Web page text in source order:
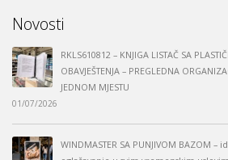
Novosti
RKLS610812 – KNJIGA LISTAČ SA
OBAVJEŠTENJA – PREGLEDNA
JEDNOM MJESTU
01/07/2026
WINDMASTER SA PUNJIVOM BAZOM